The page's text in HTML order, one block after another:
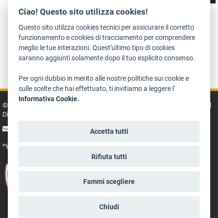
Dichiarazione di accessibilità Privacy Note legali e crediti
Art Bonus
© 2014 - 2026 TrentinoCultura - Ideazione e coordinamento a cura del
Dipartimento Cultura, Turismo, Promozione e Sport
Ciao! Questo sito utilizza cookies!
Questo sito utilzza cookies tecnici per assicurare il corretto
funzionamento e cookies di tracciamento per comprendere
meglio le tue interazioni. Quest'ultimo tipo di cookies
saranno aggiunti solamente dopo il tuo esplicito consenso.
Per ogni dubbio in merito alle nostre politiche sui cookie e
sulle scelte che hai effettuato, ti invitiamo a leggere l'
Informativa Cookie.
Accetta tutti
Rifiuta tutti
Fammi scegliere
Chiudi